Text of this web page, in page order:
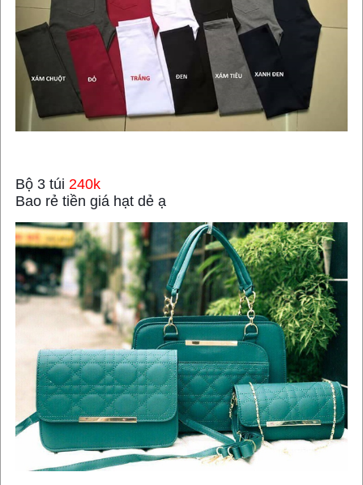
Bộ 3 túi 240k
Bao rẻ tiền giá hạt dẻ ạ